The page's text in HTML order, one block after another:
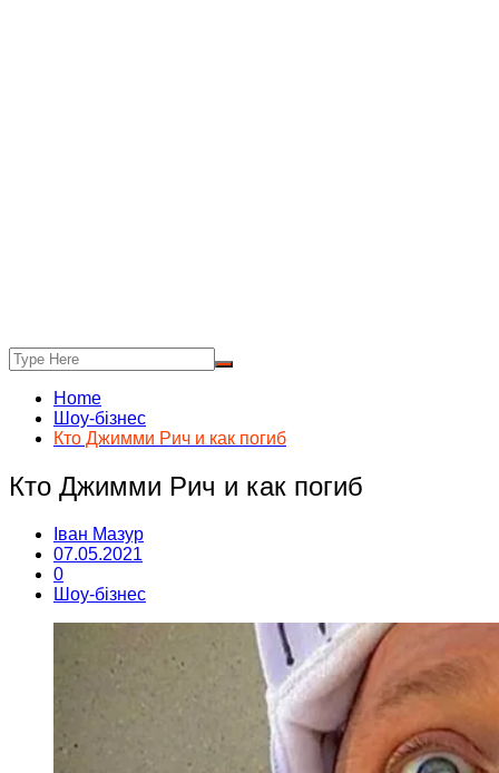
Home
Шоу-бізнес
Кто Джимми Рич и как погиб
Кто Джимми Рич и как погиб
Іван Мазур
07.05.2021
0
Шоу-бізнес